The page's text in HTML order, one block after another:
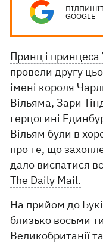
GOOGLE
Принц і принцеса
провели другу
імені короля
Вільяма, Зари
герцогині
Вільям були в
про те, що
дало виспатися
The Daily Mail.
На прийом до
близько восьми
Великобританії